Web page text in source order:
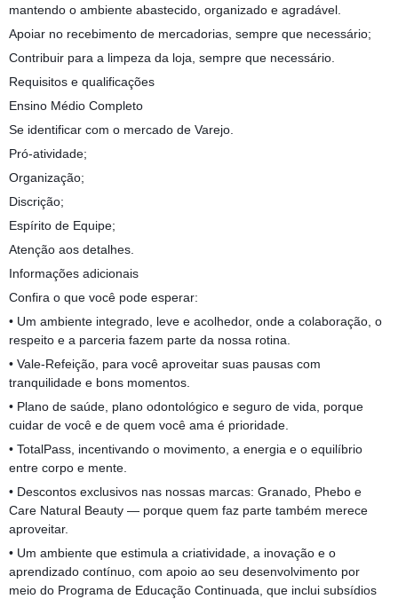
mantendo o ambiente abastecido, organizado e agradável.
Apoiar no recebimento de mercadorias, sempre que necessário;
Contribuir para a limpeza da loja, sempre que necessário.
Requisitos e qualificações
Ensino Médio Completo
Se identificar com o mercado de Varejo.
Pró-atividade;
Organização;
Discrição;
Espírito de Equipe;
Atenção aos detalhes.
Informações adicionais
Confira o que você pode esperar:
• Um ambiente integrado, leve e acolhedor, onde a colaboração, o
respeito e a parceria fazem parte da nossa rotina.
• Vale-Refeição, para você aproveitar suas pausas com
tranquilidade e bons momentos.
• Plano de saúde, plano odontológico e seguro de vida, porque
cuidar de você e de quem você ama é prioridade.
• TotalPass, incentivando o movimento, a energia e o equilíbrio
entre corpo e mente.
• Descontos exclusivos nas nossas marcas: Granado, Phebo e
Care Natural Beauty — porque quem faz parte também merece
aproveitar.
• Um ambiente que estimula a criatividade, a inovação e o
aprendizado contínuo, com apoio ao seu desenvolvimento por
meio do Programa de Educação Continuada, que inclui subsídios